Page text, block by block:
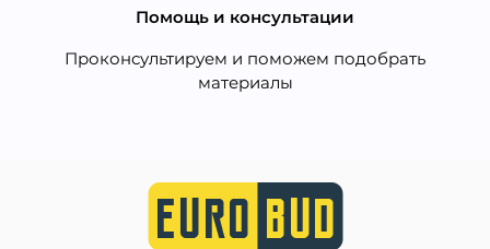
Помощь и консультации
Проконсультируем и поможем подобрать
материалы